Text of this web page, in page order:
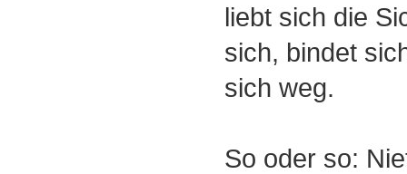
liebt sich die
sich, bindet
sich weg.
So oder so: